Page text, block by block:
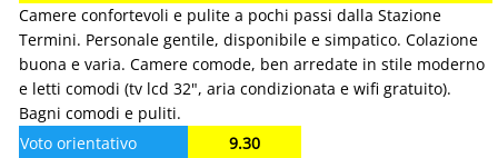
Camere confortevoli e pulite a pochi passi dalla Stazione
Termini. Personale gentile, disponibile e simpatico. Colazione
buona e varia. Camere comode, ben arredate in stile moderno
e letti comodi (tv lcd 32", aria condizionata e wifi gratuito).
Bagni comodi e puliti.
Voto orientativo
9.30